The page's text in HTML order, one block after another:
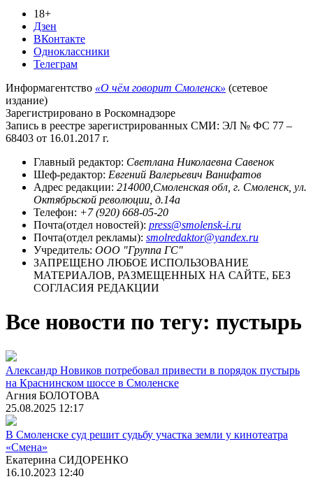
18+
Дзен
ВКонтакте
Одноклассники
Телеграм
Информагентство «О чём говорит Смоленск» (сетевое
издание)
Зарегистрировано в Роскомнадзоре
Запись в реестре зарегистрированных СМИ: ЭЛ № ФС 77 –
68403 от 16.01.2017 г.
Главный редактор: Светлана Николаевна Савенок
Шеф-редактор: Евгений Валерьевич Ванифатов
Адрес редакции: 214000,Смоленская обл, г. Смоленск, ул.
Октябрьской революции, д.14а
Телефон: +7 (920) 668-05-20
Почта(отдел новостей): press@smolensk-i.ru
Почта(отдел рекламы): smolredaktor@yandex.ru
Учредитель: ООО "Группа ГС"
ЗАПРЕЩЕНО ЛЮБОЕ ИСПОЛЬЗОВАНИЕ
МАТЕРИАЛОВ, РАЗМЕЩЕННЫХ НА САЙТЕ, БЕЗ
СОГЛАСИЯ РЕДАКЦИИ
Все новости по тегу: пустырь
Александр Новиков потребовал привести в порядок пустырь
на Краснинском шоссе в Смоленске
Агния БОЛОТОВА
25.08.2025 12:17
В Смоленске суд решит судьбу участка земли у кинотеатра
«Смена»
Екатерина СИДОРЕНКО
16.10.2023 12:40